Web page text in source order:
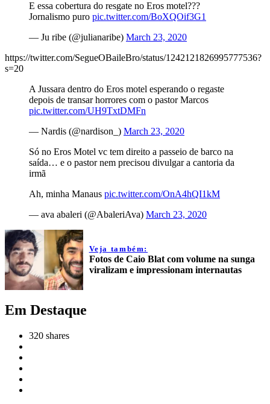
E essa cobertura do resgate no Eros motel???
Jornalismo puro pic.twitter.com/BoXQOif3G1
— Ju ribe (@julianaribe) March 23, 2020
https://twitter.com/SegueOBaileBro/status/1242121826995777536?
s=20
A Jussara dentro do Eros motel esperando o regaste
depois de transar horrores com o pastor Marcos
pic.twitter.com/UH9TxtDMFn
— Nardis (@nardison_) March 23, 2020
Só no Eros Motel vc tem direito a passeio de barco na
saída… e o pastor nem precisou divulgar a cantoria da
irmã
Ah, minha Manaus pic.twitter.com/OnA4hQI1kM
— ava abaleri (@AbaleriAva) March 23, 2020
Veja também:
Fotos de Caio Blat com volume na sunga
viralizam e impressionam internautas
Em Destaque
320 shares